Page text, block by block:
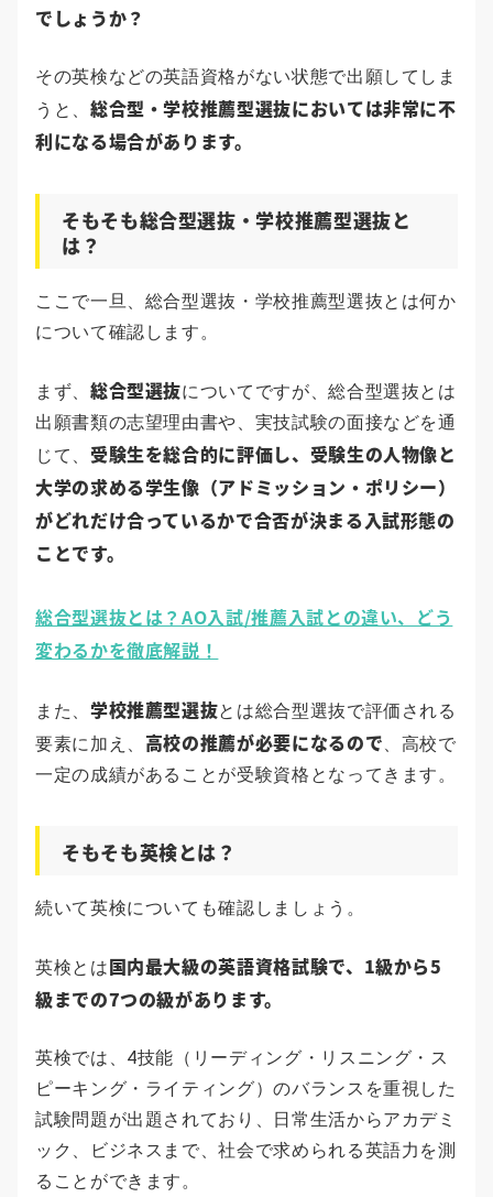
でしょうか？
その英検などの英語資格がない状態で出願してしま
うと、 総合型・学校推薦型選抜においては非常に不
利になる場合があります。
そもそも総合型選抜・学校推薦型選抜と
は？
ここで一旦、総合型選抜・学校推薦型選抜とは何か
について確認します。
まず、 総合型選抜についてですが、総合型選抜とは
出願書類の志望理由書や、実技試験の面接などを通
じて、 受験生を総合的に評価し、受験生の人物像と
大学の求める学生像（アドミッション・ポリシー）
がどれだけ合っているかで合否が決まる入試形態の
ことです。
総合型選抜とは？AO入試/推薦入試との違い、どう
変わるかを徹底解説！
また、 学校推薦型選抜とは総合型選抜で評価される
要素に加え、 高校の推薦が必要になるので、高校で
一定の成績があることが受験資格となってきます。
そもそも英検とは？
続いて英検についても確認しましょう。
英検とは国内最大級の英語資格試験で、1級から5
級までの7つの級があります。
英検では、4技能（リーディング・リスニング・ス
ピーキング・ライティング）のバランスを重視した
試験問題が出題されており、日常生活からアカデミ
ック、ビジネスまで、社会で求められる英語力を測
ることができます。